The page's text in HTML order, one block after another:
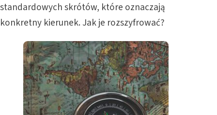
standardowych skrótów, które oznaczają
konkretny kierunek. Jak je rozszyfrować?